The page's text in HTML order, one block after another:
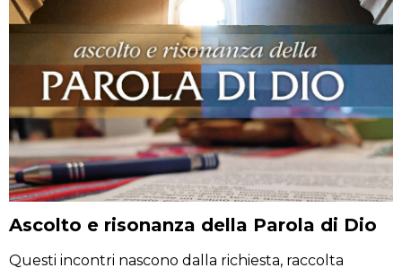
Ascolto e risonanza della Parola di Dio
Questi incontri nascono dalla richiesta, raccolta